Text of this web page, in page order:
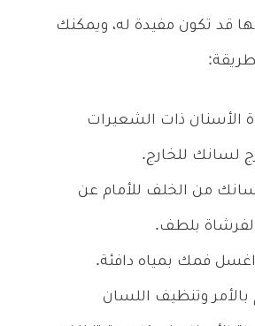
قد تكون مفيدة له، ويمكنك
الأسنان ذات الشعيرات
لسانك للخارج.
من الخلف للأمام عن
بلطف.
فمك بمياه دافئة.
بالأمر وتنظيف اللسان